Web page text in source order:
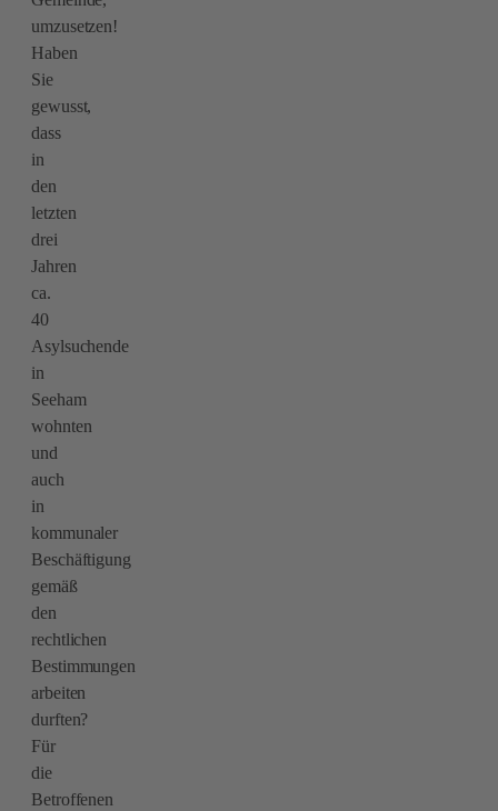
umzusetzen!
Haben
Sie
gewusst,
dass
in
den
letzten
drei
Jahren
ca.
40
Asylsuchende
in
Seeham
wohnten
und
auch
in
kommunaler
Beschäftigung
gemäß
den
rechtlichen
Bestimmungen
arbeiten
durften?
Für
die
Betroffenen